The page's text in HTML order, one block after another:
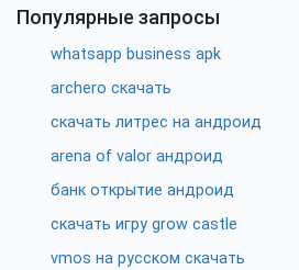
Популярные запросы
whatsapp business apk
archero скачать
скачать литрес на андроид
arena of valor андроид
банк открытие андроид
скачать игру grow castle
vmos на русском скачать